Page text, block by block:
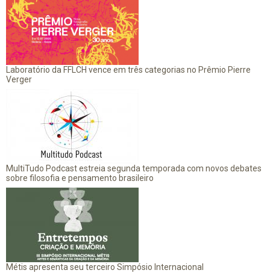
Laboratório da FFLCH vence em três categorias no Prêmio Pierre
Verger
MultiTudo Podcast estreia segunda temporada com novos debates
sobre filosofia e pensamento brasileiro
Métis apresenta seu terceiro Simpósio Internacional